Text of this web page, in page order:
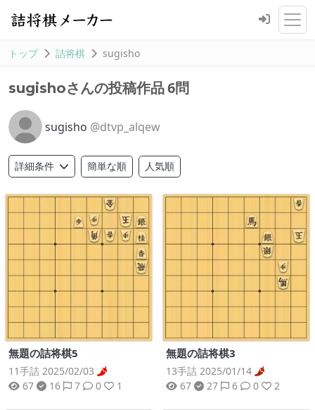
トップ 詰将棋 sugisho
sugishoさんの投稿作品6問
sugisho @dtvp_alqew
詳細条件 簡単な順 人気順
無題の詰将棋5
11手詰 2025/02/03
67
16 7 0 1
無題の詰将棋3
13手詰 2025/01/14
67
27 6 0 2